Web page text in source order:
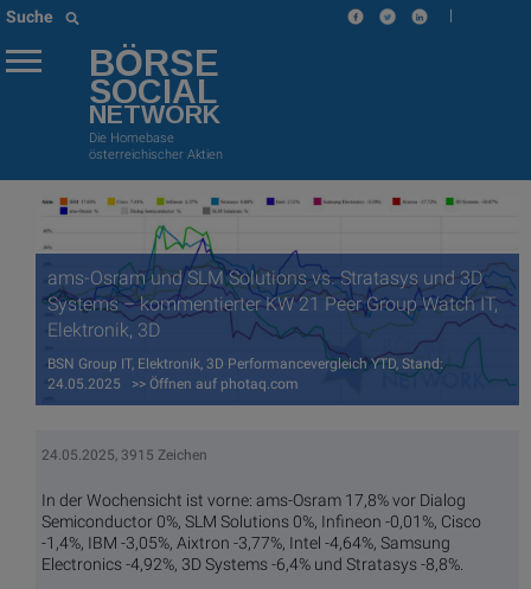
Suche |
BÖRSE
SOCIAL
NETWORK
Die Homebase
österreichischer Aktien
ams-Osram und SLM Solutions vs. Stratasys und 3D
Systems – kommentierter KW 21 Peer Group Watch IT,
Elektronik, 3D
BSN Group IT, Elektronik, 3D Performancevergleich YTD, Stand:
24.05.2025 >> Öffnen auf photaq.com
24.05.2025, 3915 Zeichen
In der Wochensicht ist vorne: ams-Osram 17,8% vor Dialog
Semiconductor 0%, SLM Solutions 0%, Infineon -0,01%, Cisco
-1,4%, IBM -3,05%, Aixtron -3,77%, Intel -4,64%, Samsung
Electronics -4,92%, 3D Systems -6,4% und Stratasys -8,8%.